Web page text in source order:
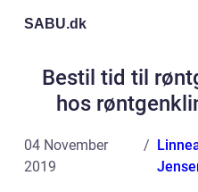
SABU.dk
Bestil tid til
hos
04 November
2019